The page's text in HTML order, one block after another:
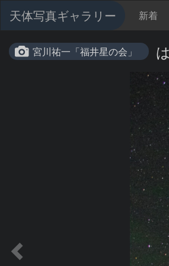
天体写真ギャラリー 新着
宮川祐一「福井星の会」